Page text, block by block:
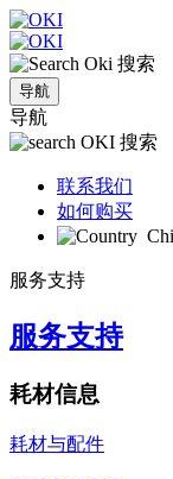
搜索
导航
导航
搜索
联系我们
如何购买
服务支持
服务支持
耗材信息
耗材与配件